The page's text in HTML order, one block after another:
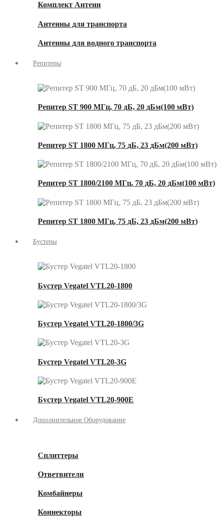
Комплект Антенн
Антенны для транспорта
Антенны для водного транспорта
Репитеры
Репитер ST 900 МГц, 70 дБ, 20 дБм(100 мВт)
Репитер ST 1800 МГц, 75 дБ, 23 дБм(200 мВт)
Репитер ST 1800/2100 МГц, 70 дБ, 20 дБм(100 мВт)
Репитер ST 1800 МГц, 75 дБ, 23 дБм(200 мВт)
Бустеры
Бустер Vegatel VTL20-1800
Бустер Vegatel VTL20-1800/3G
Бустер Vegatel VTL20-3G
Бустер Vegatel VTL20-900E
Дополнительное Оборудование
Сплиттеры
Ответвители
Комбайнеры
Коннекторы